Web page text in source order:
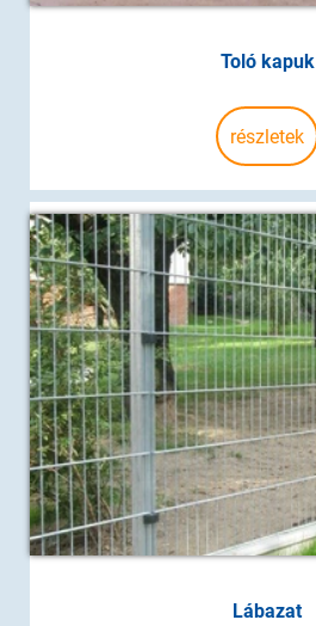
Toló kapuk
részletek
Lábazat